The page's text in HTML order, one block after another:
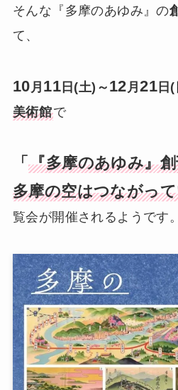
そんな『多摩のあゆみ』の
て、
10月 11日(土)～ 12月21 日
美術館で
「『多摩のあゆみ』
多摩の空はつながっ
覧会が開催されるようです。